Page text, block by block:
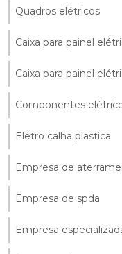
Quadros elétricos
Caixa para painel
Caixa para painel
Componentes
Eletro calha plastica
Empresa de
Empresa de spda
Empresa